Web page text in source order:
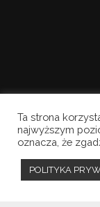
Copyright
Ta strona
najwyższym
oznacza, że
POLITYKA